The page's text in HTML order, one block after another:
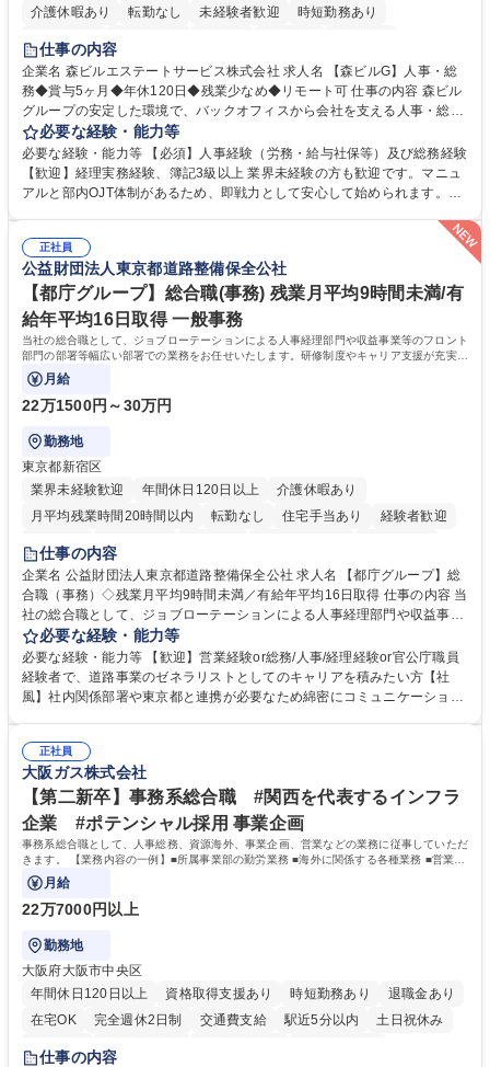
介護休暇あり 転勤なし 未経験者歓迎
時短勤務あり
経験者歓迎
完全週休2日制
交通費支給 長期歓迎 駅近5分以内 土日祝休み
仕事の内容
企業名 森ビルエステートサービス株式会社 求人名 【森ビルG】人事・総
務◆賞与5ヶ月◆年休120日◆残業少なめ◆リモート可 仕事の内容 森ビル
グループの安定した環境で、バックオフィスから会社を支える人事・総務
をお任せします。 労務と総務の業務をバランスよく担当し、ゆくゆくは制
度改定などのコア業務にも挑戦できる、やりがいある環境です。 ■勤怠管
理、給与計算、社会保険手続き、年末調整等の労務管理全般 ■入退社手続
き、社内規定の改定や人事制度改定などのコア業務 ■社内イベントの企画
は部内のOJTを中心に、あなたの経験に合わせて不足している部分はいつ
でも質問・相談できる環境が整っているため、安心して成長できます。 募
集職種 【森ビルG】人事・総務◆賞与5ヶ月◆年休120日◆残業少なめ◆
リモート可
必要な経験・能力等
必要な経験・能力等 【必須】人事経験（労務・給与社保等）及び総務経験
【歓迎】経理実務経験、簿記3級以上 業界未経験の方も歓迎です。マニュ
アルと部内OJT体制があるため、即戦力として安心して始められます。
ます。定型業務に留まらず、社内規定や人事制度の改定など会社のコア業
務に挑戦できるため、自身の成長と組織への貢献度をダイレクトに実感で
きます。 残業少なめ、週1日リモート可など、ワークライフバランスを保
ち長期活躍できる環境です。 「これまでの幅広い経験を活かし、長期的な
キャリアを築きたい」という前向きな意欲と挑戦を全力で応援します。 学
歴・資格 学歴：大学院 大学 高専 短大 専修学校 高校 語学力： 資格：日商
簿記検定1級 日商簿記検定2級 日商簿記検定3級
正社員
公益財団法人東京都道路整備保全公社
【都庁グループ】総合職(事務) 残業月平均9時間未満/有
給年平均16日取得 一般事務
当社の総合職として、ジョブローテーションによる人事経理部門や収益事業等のフロント
部門の部署等幅広い部署での業務をお任せいたします。研修制度やキャリア支援が充実し
ております！ ※下記業務詳細
月給
22万1500円～30万円
勤務地
東京都新宿区
業界未経験歓迎
年間休日120日以上
介護休暇あり
月平均残業時間20時間以内
転勤なし 住宅手当あり
経験者歓迎
研修あり
退職金あり
駅近5分以内
資格取得手当あり 食事補助あり
仕事の内容
企業名 公益財団法人東京都道路整備保全公社 求人名 【都庁グループ】総
合職（事務）◇残業月平均9時間未満／有給年平均16日取得 仕事の内容 当
社の総合職として、ジョブローテーションによる人事経理部門や収益事業
等のフロント部門の部署等幅広い部署での業務をお任せいたします。研修
制度やキャリア支援が充実しております！ ※下記業務詳細 【業務詳細】■
管理部門：広報、人事、経理など当公社の運営に係る管理業務 ■収益部
門：駐車場の新規開拓、管理運営、新宿駅西口広場の「イベントコーナ
道路施設や道路工事現場の見学ツアー事業 ※入社後は上記いずれかの部門
へ配属。※業務内容変更の範囲：会社の定める業務 募集職種 【都庁グル
ープ】総合職（事務）◇残業月平均9時間未満／有給年平均16日取得
必要な経験・能力等
必要な経験・能力等 【歓迎】営業経験or総務/人事/経理経験or官公庁職員
経験者で、道路事業のゼネラリストとしてのキャリアを積みたい方【社
風】社内関係部署や東京都と連携が必要なため綿密にコミュニケーション
部門など多岐に渡る業務を経験できます。 ■様々なプロジェクト：駐車場
事業の他、新宿駅西口広場内に設置された照明を兼ねた広告「ブライトサ
イン」の管理運営を行うなど、事業収益を生み出す活動を積極的に行って
います。 学歴・資格 学歴：大学院 大学 高専 短大 専修学校 高校 語学力：
資格：
正社員
大阪ガス株式会社
【第二新卒】事務系総合職 #関西を代表するインフラ
企業 #ポテンシャル採用 事業企画
事務系総合職として、人事総務、資源海外、事業企画、営業などの業務に従事していただ
きます。 【業務内容の一例】■所属事業部の勤労業務 ■海外に関係する各種業務 ■営業部
門の企画スタッフ、ルート営業
月給
22万7000円以上
勤務地
大阪府大阪市中央区
年間休日120日以上
資格取得支援あり 時短勤務あり
退職金あり
在宅OK
完全週休2日制 交通費支給 駅近5分以内
土日祝休み
服装自由
第二新卒歓迎
仕事の内容